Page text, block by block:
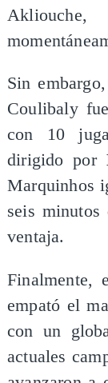
Sin
Coulibaly
con 10
dirigido por
Marquinhos
seis minutos
ventaja.
Finalmente,
empató el
con un
actuales